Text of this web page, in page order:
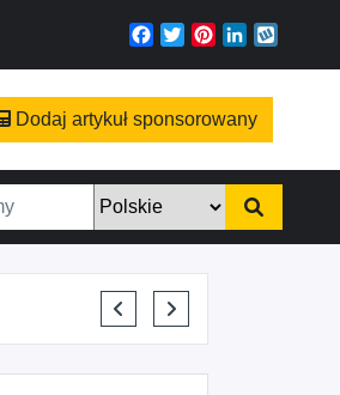
Facebook
TwitterPinterest
LinkedIn
Dodaj artykuł sponsorowany
ELENA MAKARCHIK